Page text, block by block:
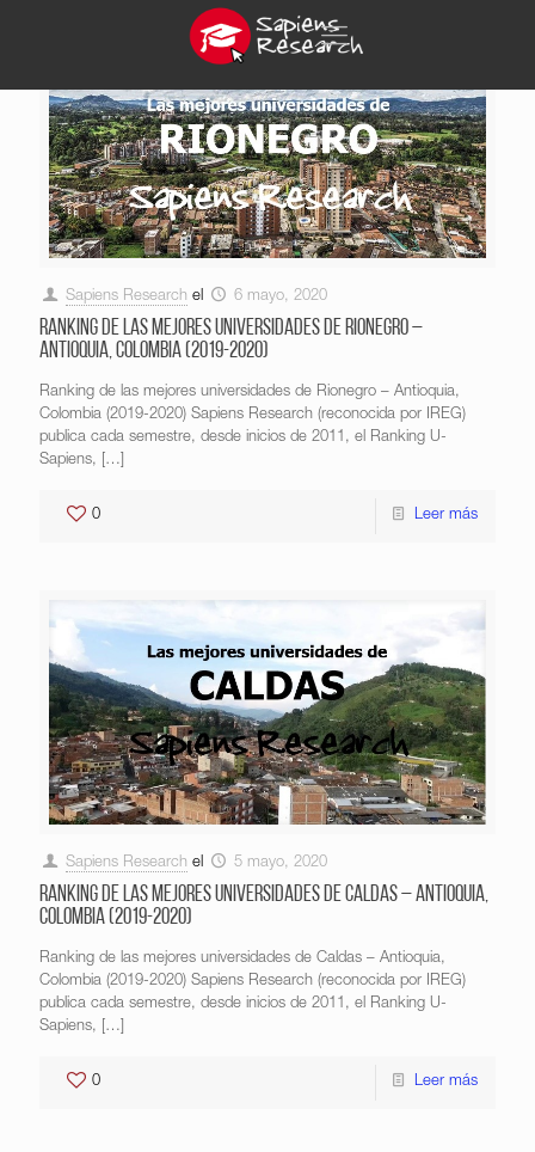
Sapiens Research el 6 mayo, 2020
Ranking de las mejores universidades de Rionegro –
Antioquia, Colombia (2019-2020)
Ranking de las mejores universidades de Rionegro – Antioquia,
Colombia (2019-2020) Sapiens Research (reconocida por IREG)
publica cada semestre, desde inicios de 2011, el Ranking U-
Sapiens, […]
0 Leer más
Sapiens Research el 5 mayo, 2020
Ranking de las mejores universidades de Caldas – Antioquia,
Colombia (2019-2020)
Ranking de las mejores universidades de Caldas – Antioquia,
Colombia (2019-2020) Sapiens Research (reconocida por IREG)
publica cada semestre, desde inicios de 2011, el Ranking U-
Sapiens, […]
0 Leer más